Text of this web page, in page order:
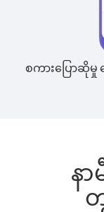
စကားပြောဆိုမှု
န